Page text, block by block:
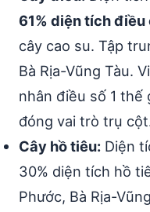
61% diện tích
cây cao su. Tập
Bà Rịa-Vũng Tàu.
nhân điều số 1 thế
đóng vai trò trụ
Cây hồ tiêu: Diện
30% diện tích hồ
Phước, Bà Rịa-